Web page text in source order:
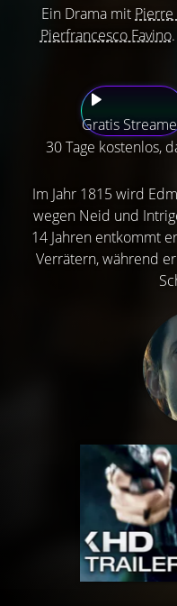
Ein Drama mit
Pierfrancesco Favino
Gratis
30 Tage kostenlos,
Im Jahr 1815 wird
wegen Neid und
14 Jahren entkommt
Verrätern, während